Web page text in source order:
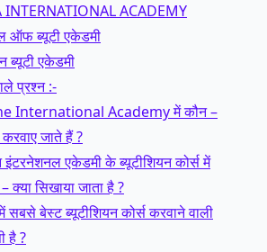
ACADEMY
ऑफ ब्यूटी एकेडमी
ब्यूटी एकेडमी
प्रश्न :-
International Academy में कौन –
जाते हैं ?
एकेडमी के ब्यूटीशियन कोर्स में
क्या सिखाया जाता है ?
सबसे बेस्ट ब्यूटीशियन कोर्स करवाने वाली
है ?